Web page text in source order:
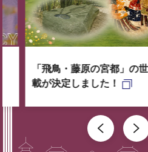
「飛鳥・藤原の宮都」の
載が決定しました！